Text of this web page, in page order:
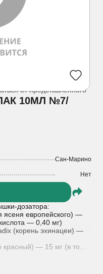
от представленного
10МЛ №7/
Сан-Марино
Нет
дозатора:
ясеня европейского) —
— 0,40 мг)
(корень эхинацеи) —
красный) — 15 мг (в том
— 15 мг (в том